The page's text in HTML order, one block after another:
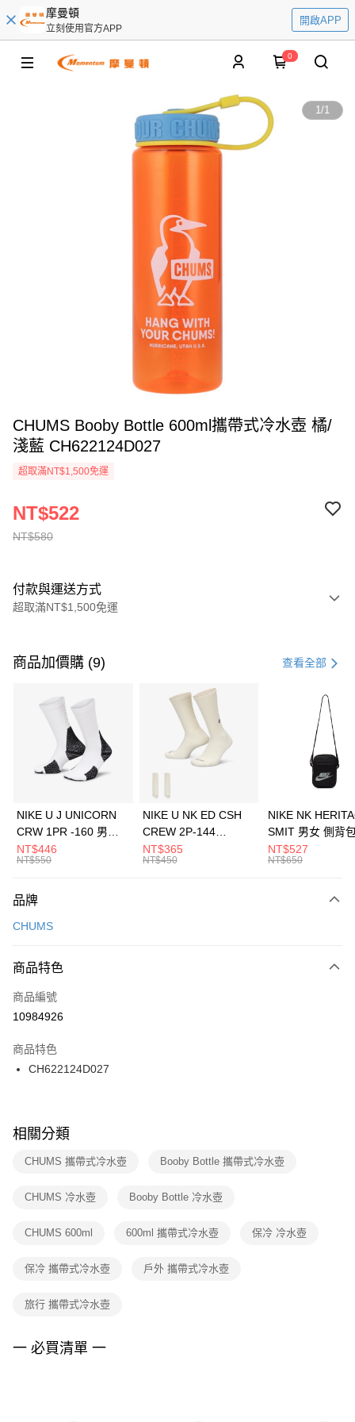
摩曼頓
立刻使用官方APP
開啟APP
0
1/1
CHUMS Booby Bottle 600ml攜帶式冷水壺 橘/
淺藍 CH622124D027
超取滿NT$1,500免運
NT$580
NT$522
付款與運送方式
超取滿NT$1,500免運
信用卡一次付款
3 期 0 利率 每期 21家銀行
合作金庫商業銀行
第一商業銀行
華南商業銀行
彰化商業銀行
上海商業儲蓄銀行
元大商業銀行
台灣樂天信用卡公司
Apple Pay
全盈+PAY
AFTEE先享後付
【關於「AFTEE先享後付」】
便利好安心！
３．安心：先確認商品／服務後，再付款。
【「AFTEE先享後付」結帳流程】
１．於結帳方式選擇「AFTEE先享後付」後，將跳轉至「AFTEE先享後付」
２．訂單成立數日內，您將收到繳費通知簡訊。
３．收到繳費通知簡訊後14天內，點擊此簡訊中的連結，可透過四大超商／
ATM／網路銀行／等多元方式進行付款，方視為交易完成。
※ 交易是否成功請以「AFTEE先享後付 」之結帳頁面顯示為準，若有關於
是否繳費成功／繳費後需取消欲退款等相關疑問，請聯繫「AFTEE先享後付
客戶支援中心」https://netprotections.freshdesk.com/support/home
１．透過由恩沛科技股份有限公司提供之「AFTEE先享後付」服務完成之交
權轉讓予恩沛科技股份有限公司。
３．未成年的使用者請事先徵得法定代理人或監護人之同意方可使用
任。
請求用戶進行身份認證。
５．嚴禁一人註冊多個帳號或使用他人資訊註冊。若發現惡意使用之情形，
運送方式
每筆NT$100，滿NT$1,500(含以上)免運費
宅配
每筆NT$100，滿NT$1,500(含以上)免運費
付款後門市自取
每筆NT$100，滿NT$1,500(含以上)免運費
商品加價購 (9) 查看全部
NIKE U J UNICORN
CRW 1PR -160 男女
中統襪 FZ3393100
NT$446
NT$550
NIKE U NK ED CSH
CREW 2P-144
EMBRDY 男女 短統襪
FZ3073133
NT$365
NT$450
NIKE NK
SMIT 男女 側背
BA5871010
NT$527
NT$650
品牌
CHUMS
商品特色
商品編號
10984926
商品特色
CH622124D027
相關分類
CHUMS 攜帶式冷水壺 Booby Bottle 攜帶式冷水壺
CHUMS 冷水壺 Booby Bottle 冷水壺
CHUMS 600ml 600ml 攜帶式冷水壺 保冷 冷水壺
保冷 攜帶式冷水壺 戶外 攜帶式冷水壺
旅行 攜帶式冷水壺
一 必買清單 一